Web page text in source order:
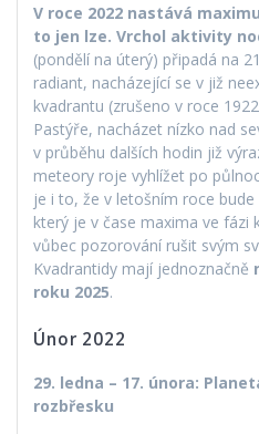
V roce 2022 nastává
to jen lze. Vrchol aktivity
(pondělí na úterý) připadá na
radiant, nacházející se v již
kvadrantu (zrušeno v roce
Pastýře, nacházet nízko nad
v průběhu dalších hodin již
meteory roje vyhlížet po
je i to, že v letošním roce
který je v čase maxima ve fázi
vůbec pozorování rušit svým
Kvadrantidy mají jednoznačně
roku 2025.
Únor 2022
29. ledna – 17. února:
rozbřesku